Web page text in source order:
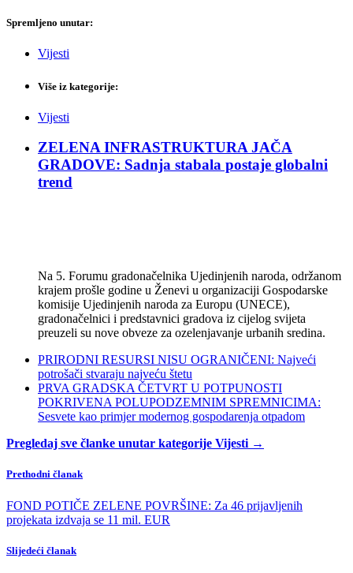
Spremljeno unutar:
Vijesti
Više iz kategorije:
Vijesti
ZELENA INFRASTRUKTURA JAČA
GRADOVE: Sadnja stabala postaje globalni
trend
Na 5. Forumu gradonačelnika Ujedinjenih naroda, održanom
krajem prošle godine u Ženevi u organizaciji Gospodarske
komisije Ujedinjenih naroda za Europu (UNECE),
gradonačelnici i predstavnici gradova iz cijelog svijeta
preuzeli su nove obveze za ozelenjavanje urbanih sredina.
PRIRODNI RESURSI NISU OGRANIČENI: Najveći
potrošači stvaraju najveću štetu
PRVA GRADSKA ČETVRT U POTPUNOSTI
POKRIVENA POLUPODZEMNIM SPREMNICIMA:
Sesvete kao primjer modernog gospodarenja otpadom
Pregledaj sve članke unutar kategorije Vijesti →
Prethodni članak
FOND POTIČE ZELENE POVRŠINE: Za 46 prijavljenih
projekata izdvaja se 11 mil. EUR
Slijedeći članak